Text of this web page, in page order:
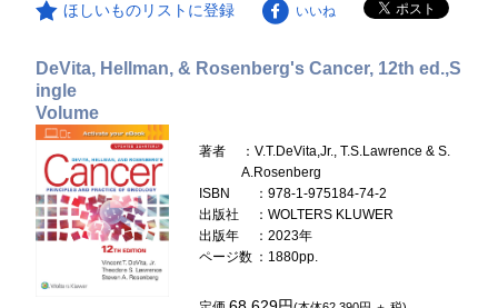
ほしいものリストに登録 いいね
DeVita, Hellman, & Rosenberg's Cancer, 12th ed.,S
ingle
Volume
著者
：V.T.DeVita,Jr., T.S.Lawrence & S.
A.Rosenberg
ISBN
：978-1-975184-74-2
出版社
：WOLTERS KLUWER
出版年
：2023年
ページ数 ：1880pp.